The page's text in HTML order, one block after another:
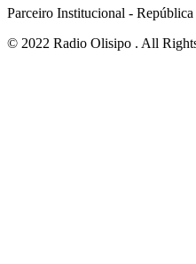
Parceiro Institucional -
© 2022 Radio Olisipo . All